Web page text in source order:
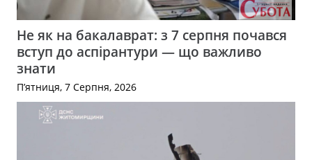
Не як на бакалаврат: з 7 серпня почався
вступ до аспірантури — що важливо
знати
П’ятниця, 7 Серпня, 2026